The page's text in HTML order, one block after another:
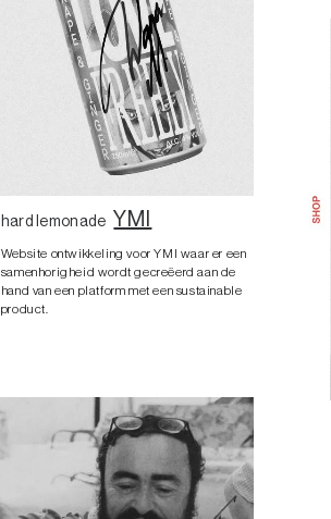
hard lemonade YMI
Website ontwikkeling voor YMI waar er een
samenhorigheid wordt gecreëerd aan de
hand van een platform met een sustainable
product.